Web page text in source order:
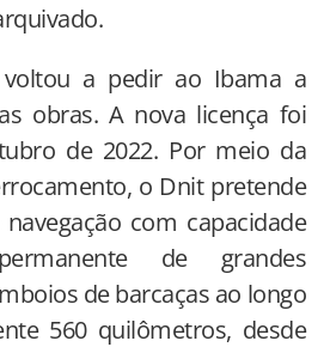
a pedir ao Ibama a
obras. A nova licença foi
de 2022. Por meio da
o Dnit pretende
com capacidade
de grandes
de barcaças ao longo
560 quilômetros, desde